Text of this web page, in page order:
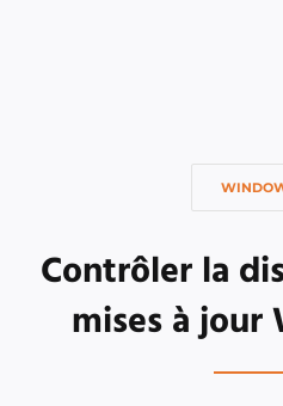
Contrôler la
mises à jour